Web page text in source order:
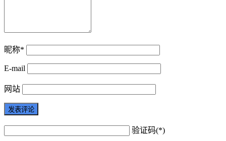
昵称*
E-mail
网站
验证码(*)